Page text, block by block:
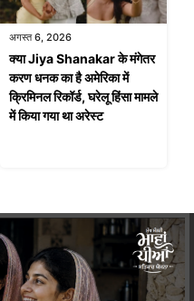
अगस्त 6, 2026
क्या Jiya Shanakar के मंगेतर
करण धनक का है अमेरिका में
क्रिमिनल रिकॉर्ड, घरेलू हिंसा मामले
में किया गया था अरेस्ट